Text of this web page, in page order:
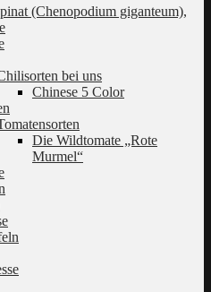
(Chenopodium giganteum),
bei uns
Chinese 5 Color
Die Wildtomate „Rote
Murmel“